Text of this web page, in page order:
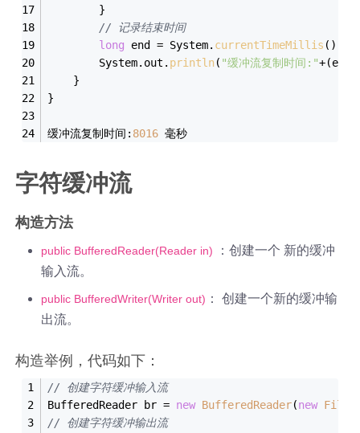
        }
// 记录结束时间
long end = System. currentTimeMillis ();
        System.out.
println( "缓冲流复制时间:"
    }
}
缓冲流复制时间: 8016 毫秒
字符缓冲流
构造方法
public BufferedReader(Reader in)
：创建一个 新的缓冲
输入流。
public BufferedWriter(Writer out) ： 创建一个新的缓冲输
出流。
构造举例，代码如下：
// 创建字符缓冲输入流
BufferedReader br = new BufferedReader(new
// 创建字符缓冲输出流